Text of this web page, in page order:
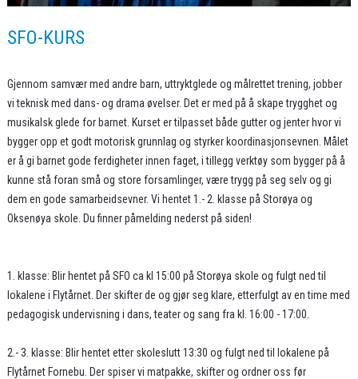
SFO-KURS
Gjennom samvær med andre barn, uttryktglede og målrettet trening, jobber
vi teknisk med dans- og drama øvelser. Det er med på å skape trygghet og
musikalsk glede for barnet. Kurset er tilpasset både gutter og jenter hvor vi
bygger opp et godt motorisk grunnlag og styrker koordinasjonsevnen. Målet
er å gi barnet gode ferdigheter innen faget, i tillegg verktøy som bygger på å
kunne stå foran små og store forsamlinger, være trygg på seg selv og gi
dem en gode samarbeidsevner. Vi hentet 1.- 2. klasse på Storøya og
Oksenøya skole. Du finner påmelding nederst på siden!
1. klasse: Blir hentet på SFO ca kl 15:00 på Storøya skole og fulgt ned til
lokalene i Flytårnet. Der skifter de og gjør seg klare, etterfulgt av en time med
pedagogisk undervisning i dans, teater og sang fra kl. 16:00 - 17:00.
2.- 3. klasse: Blir hentet etter skoleslutt 13:30 og fulgt ned til lokalene på
Flytårnet Fornebu. Der spiser vi matpakke, skifter og ordner oss før